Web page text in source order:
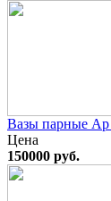
Вазы парные Ар
Цена
150000 руб.